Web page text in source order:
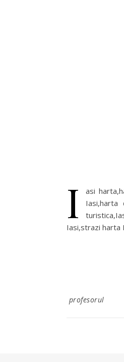
I
asi
Iasi,harta
Iasi,strazi harta
profesorul